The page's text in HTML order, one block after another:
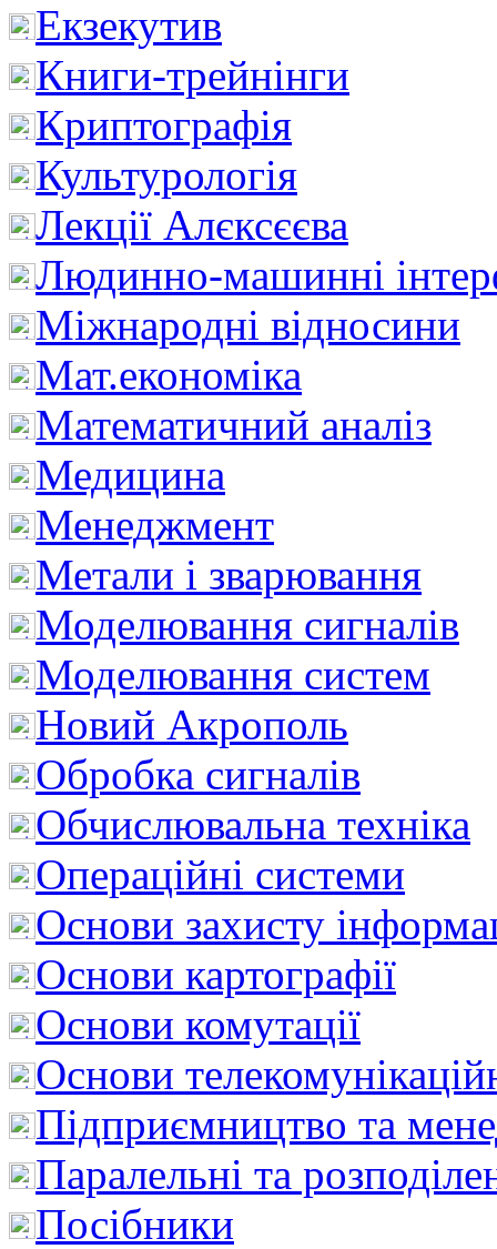
Екзекутив
Книги-трейнінги
Криптографія
Культурологія
Лекції Алєксєєва
Людинно-машинні
Міжнародні відносини
Мат.економіка
Математичний аналіз
Медицина
Менеджмент
Метали і зварювання
Моделювання сигналів
Моделювання систем
Новий Акрополь
Обробка сигналів
Обчислювальна техніка
Операційні системи
Основи захисту
Основи картографії
Основи комутації
Основи
Підприємництво та
Паралельні та
Посібники